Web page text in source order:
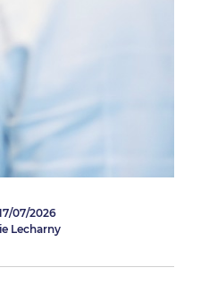
07/2026
Lecharny